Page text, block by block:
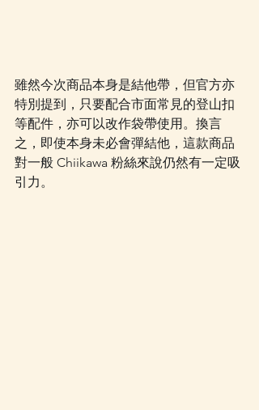
雖然今次商品本身是結他帶，但官方亦
特別提到，只要配合市面常見的登山扣
等配件，亦可以改作袋帶使用。換言
之，即使本身未必會彈結他，這款商品
對一般 Chiikawa 粉絲來說仍然有一定吸
引力。